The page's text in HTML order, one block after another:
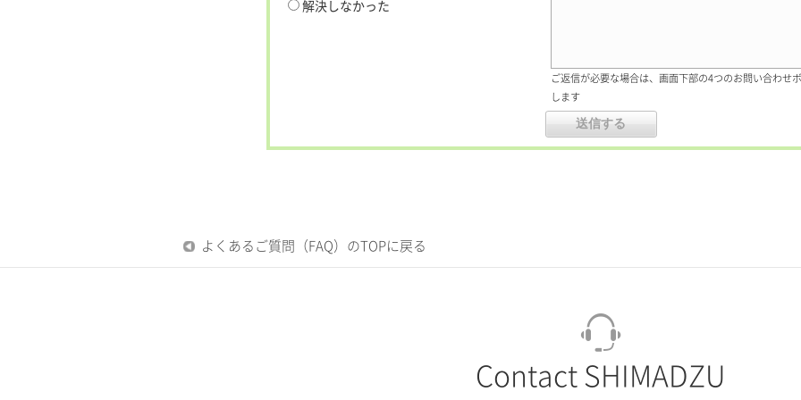
解決しなかった
ご返信が必要な場合は、画面下部の4つのお問い合わせ
します
よくあるご質問（FAQ）のTOPに戻る
Contact SHIMADZU